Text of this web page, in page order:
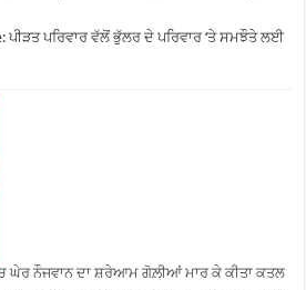
ਪੀੜਤ ਪਰਿਵਾਰ ਵੱਲੋਂ ਭੁੱਲਰ ਦੇ ਪਰਿਵਾਰ ‘ਤੇ ਸਮਝੌਤੇ ਲਈ
ਘੇਰ ਨੌਜਵਾਨ ਦਾ ਸ਼ਰੇਆਮ ਗੋਲ਼ੀਆਂ ਮਾਰ ਕੇ ਕੀਤਾ ਕਤਲ